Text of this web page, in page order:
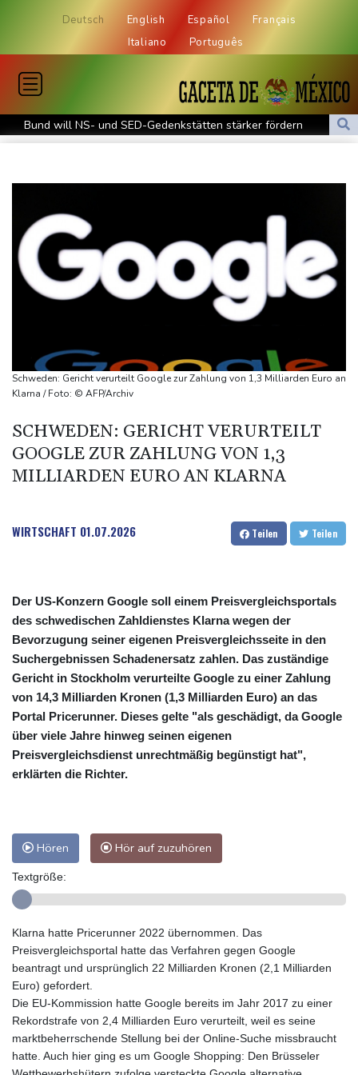
Deutsch English Español
Français
Italiano
Português
Bund will NS- und SED-Gedenkstätten stärker fördern
Anschlag auf italienischen Journalisten: Mutmaßlicher
an Bundeswehr-Einsatz
Finanzministerium verteidigt Pläne für Steuerreform gegen Kritik
"Lust am Fußball verloren": Karius erinnert sich an dunkle Zeit
Medien: Kane vor Vertragsverlängerung
Erneut Waldbrand nahe Athen ausgebrochen - Waldbrand in
Linke befürchtet durch Regierungspolitik drastische Zunahme
von Armut
Schon fast 1000 Übergriffe: DB Regio kündigt Tonaufnahmen bei
Drohnenabwehr an Flughäfen: Regierung weist Forderung nach
Bundeswehreinsatz zurück
Schweden: Gericht verurteilt Google zur Zahlung von 1,3 Milliarden Euro an
Klarna / Foto: © AFP/Archiv
SCHWEDEN: GERICHT VERURTEILT
GOOGLE ZUR ZAHLUNG VON 1,3
MILLIARDEN EURO AN KLARNA
WIRTSCHAFT 01.07.2026 Teilen Teilen
Der US-Konzern Google soll einem Preisvergleichsportals
des schwedischen Zahldienstes Klarna wegen der
Bevorzugung seiner eigenen Preisvergleichsseite in den
Suchergebnissen Schadenersatz zahlen. Das zuständige
Gericht in Stockholm verurteilte Google zu einer Zahlung
von 14,3 Milliarden Kronen (1,3 Milliarden Euro) an das
Portal Pricerunner. Dieses gelte "als geschädigt, da Google
über viele Jahre hinweg seinen eigenen
Preisvergleichsdienst unrechtmäßig begünstigt hat",
erklärten die Richter.
Hören Hör auf zuzuhören
Textgröße:
Klarna hatte Pricerunner 2022 übernommen. Das
Preisvergleichsportal hatte das Verfahren gegen Google
beantragt und ursprünglich 22 Milliarden Kronen (2,1 Milliarden
Euro) gefordert.
Die EU-Kommission hatte Google bereits im Jahr 2017 zu einer
Rekordstrafe von 2,4 Milliarden Euro verurteilt, weil es seine
marktbeherrschende Stellung bei der Online-Suche missbraucht
hatte. Auch hier ging es um Google Shopping: Den Brüsseler